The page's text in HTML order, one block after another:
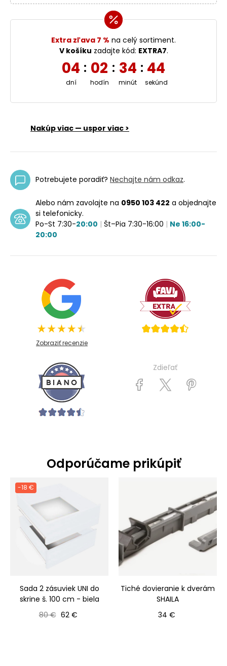
Extra zľava 7 % na celý sortiment.
V košíku zadajte kód: EXTRA7.
04
dní
: 02
hodín
: 34
minút
: 43
sekúnd
Nakúp viac — uspor viac >
Potrebujete poradiť? Nechajte nám odkaz.
Alebo nám zavolajte na 0950 103 422 a objednajte
si telefonicky.
Po-St 7:30-20:00 | Št–Pia 7:30-16:00 | Ne 16:00-
20:00
Zobraziť recenzie
Zdieľať
Odporúčame prikúpiť
-18 €
Sada 2 zásuviek UNI do
skrine š. 100 cm - biela
Bežná cena
80 € Cena
62 €
Tiché dovieranie k dverám
SHAILA
Cena
34 €